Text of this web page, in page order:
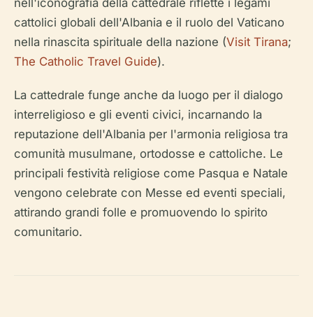
nell'iconografia della cattedrale riflette i legami
cattolici globali dell'Albania e il ruolo del Vaticano
nella rinascita spirituale della nazione (Visit Tirana;
The Catholic Travel Guide).
La cattedrale funge anche da luogo per il dialogo
interreligioso e gli eventi civici, incarnando la
reputazione dell'Albania per l'armonia religiosa tra
comunità musulmane, ortodosse e cattoliche. Le
principali festività religiose come Pasqua e Natale
vengono celebrate con Messe ed eventi speciali,
attirando grandi folle e promuovendo lo spirito
comunitario.